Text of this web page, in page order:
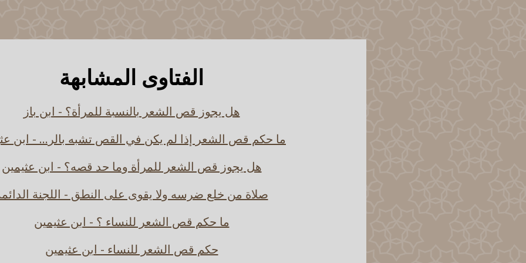
الفتاوى المشابهة
هل يجوز قص الشعر بالنسبة للمرأة؟ - ابن باز
ما حكم قص الشعر إذا لم يكن في القص تشبه بالر... - ابن
هل يجوز قص الشعر للمرأة وما حد قصه؟ - ابن عثيمين
صلاة من خلع ضرسه ولا يقوى على النطق - اللجنة
ما حكم قص الشعر للنساء ؟ - ابن عثيمين
حكم قص الشعر للنساء - ابن عثيمين